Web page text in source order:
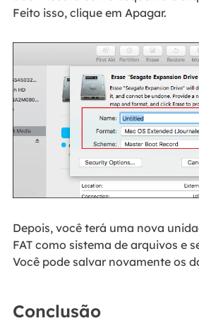
Feito isso, clique em Apagar.
Depois, você terá uma nova
FAT como sistema de arquivos e
Você pode salvar novamente os
Conclusão